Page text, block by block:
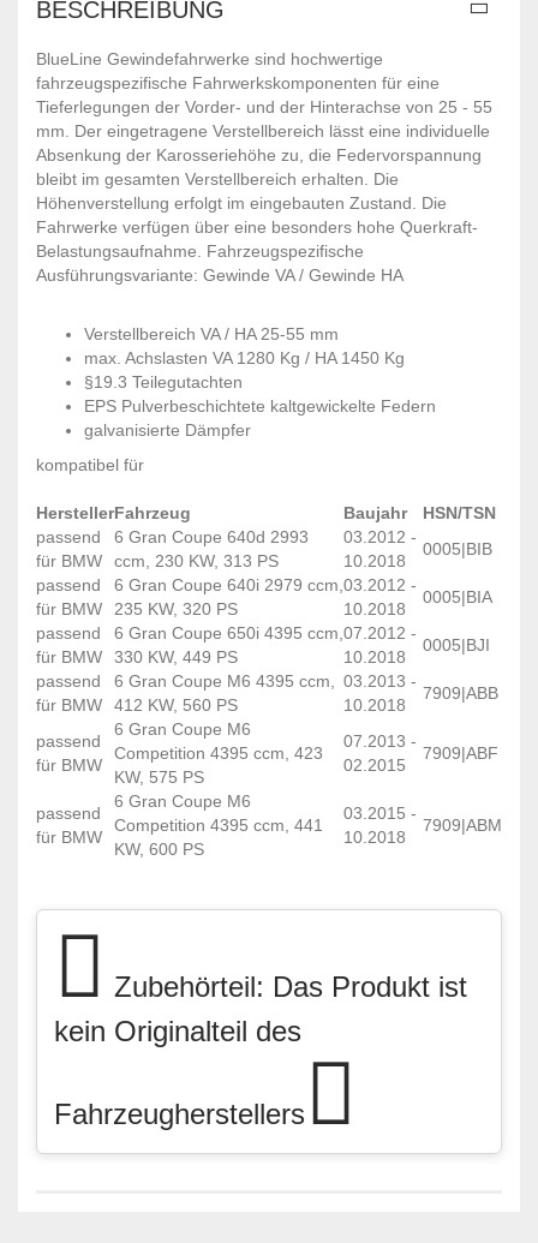
BESCHREIBUNG
BlueLine Gewindefahrwerke sind hochwertige
fahrzeugspezifische Fahrwerkskomponenten für eine
Tieferlegungen der Vorder- und der Hinterachse von 25 - 55
mm. Der eingetragene Verstellbereich lässt eine individuelle
Absenkung der Karosseriehöhe zu, die Federvorspannung
bleibt im gesamten Verstellbereich erhalten. Die
Höhenverstellung erfolgt im eingebauten Zustand. Die
Fahrwerke verfügen über eine besonders hohe Querkraft-
Belastungsaufnahme. Fahrzeugspezifische
Ausführungsvariante: Gewinde VA / Gewinde HA
Verstellbereich VA / HA 25-55 mm
max. Achslasten VA 1280 Kg / HA 1450 Kg
§19.3 Teilegutachten
EPS Pulverbeschichtete kaltgewickelte Federn
galvanisierte Dämpfer
kompatibel für
HerstellerFahrzeug Baujahr
HSN/TSN
passend
für BMW
6 Gran Coupe 640d 2993
ccm, 230 KW, 313 PS
03.2012 -
10.2018
0005|BIB
passend
für BMW
6 Gran Coupe 640i 2979 ccm,
235 KW, 320 PS
03.2012 -
10.2018
0005|BIA
passend
für BMW
6 Gran Coupe 650i 4395 ccm,
330 KW, 449 PS
07.2012 -
10.2018
0005|BJI
passend
für BMW
6 Gran Coupe M6 4395 ccm,
412 KW, 560 PS
03.2013 -
10.2018
7909|ABB
passend
für BMW
6 Gran Coupe M6
Competition 4395 ccm, 423
KW, 575 PS
07.2013 -
02.2015
7909|ABF
passend
für BMW
6 Gran Coupe M6
Competition 4395 ccm, 441
KW, 600 PS
03.2015 -
10.2018
7909|ABM
Zubehörteil: Das Produkt ist
kein Originalteil des
Fahrzeugherstellers